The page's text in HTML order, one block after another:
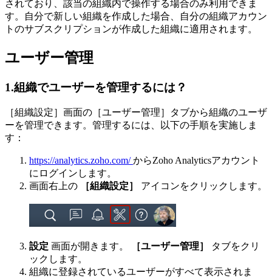
されており、該当の組織内で操作する場合のみ利用できま
す。自分で新しい組織を作成した場合、自分の組織アカウン
トのサブスクリプションが作成した組織に適用されます。
ユーザー管理
1.組織でユーザーを管理するには？
［組織設定］画面の［ユーザー管理］タブから組織のユーザ
ーを管理できます。管理するには、以下の手順を実施しま
す：
https://analytics.zoho.com/からZoho Analyticsアカウント
にログインします。
画面右上の
［組織設定］ アイコンをクリックします。
設定 画面が開きます。 ［ユーザー管理］
タブをクリ
ックします。
組織に登録されているユーザーがすべて表示されま